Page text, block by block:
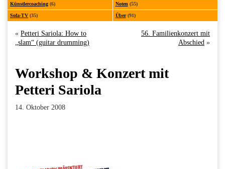
Künstlercoaching (6) Noten (55)
Sofa-TV (35) Über(91)
« Petteri Sariola: How to
„slam“ (guitar drumming)
56. Familienkonzert mit
Abschied »
Workshop & Konzert mit
Petteri Sariola
14. Oktober 2008